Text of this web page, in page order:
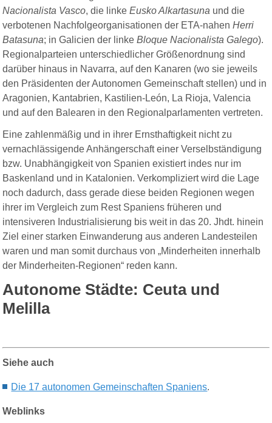
Nacionalista Vasco, die linkeEusko Alkartasuna und die
verbotenen Nachfolgeorganisationen der ETA-nahenHerri
Batasuna; in Galicien der linkeBloque Nacionalista Galego).
Regionalparteien unterschiedlicher Größenordnung sind
darüber hinaus in Navarra, auf den Kanaren (wo sie jeweils
den Präsidenten der Autonomen Gemeinschaft stellen) und in
Aragonien, Kantabrien, Kastilien-León, La Rioja, Valencia
und auf den Balearen in den Regionalparlamenten vertreten.
Eine zahlenmäßig und in ihrer Ernsthaftigkeit nicht zu
vernachlässigende Anhängerschaft einer Verselbständigung
bzw. Unabhängigkeit von Spanien existiert indes nur im
Baskenland und in Katalonien. Verkompliziert wird die Lage
noch dadurch, dass gerade diese beiden Regionen wegen
ihrer im Vergleich zum Rest Spaniens früheren und
intensiveren Industrialisierung bis weit in das 20. Jhdt. hinein
Ziel einer starken Einwanderung aus anderen Landesteilen
waren und man somit durchaus von „Minderheiten innerhalb
der Minderheiten-Regionen“ reden kann.
Autonome Städte: Ceuta und
Melilla
Siehe auch
Die 17 autonomen Gemeinschaften Spaniens.
Weblinks